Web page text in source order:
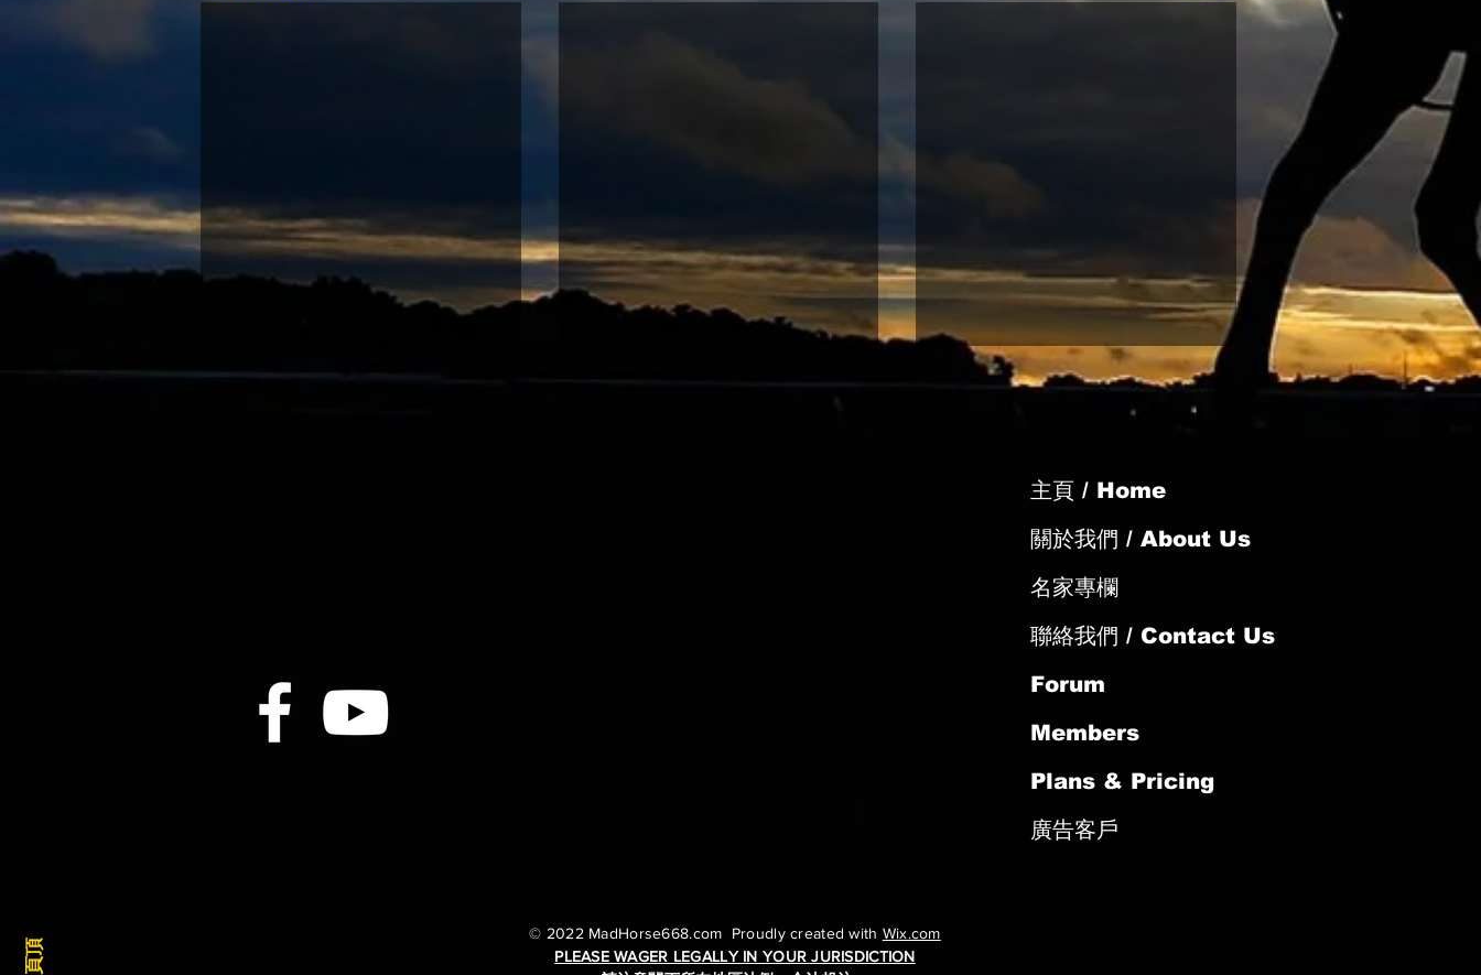
主頁 / Home
關於我們 / About Us
名家專欄
聯絡我們 / Contact Us
Forum
Members
Plans & Pricing
廣告客戶
© 2022 MadHorse668.com Proudly created with Wix.com
PLEASE WAGER LEGALLY IN YOUR JURISDICTION